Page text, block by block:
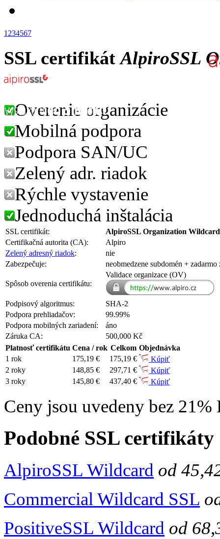
1 234567
SSL certifikát AlpiroSSL
Overenie organizácie
Mobilná podpora
Podpora SAN/UC
Zelený adr. riadok
Rýchle vystavenie
Jednoduchá inštalácia
SSL certifikát:
AlpiroSSL Organization Wildcard
Certifikačná autorita (CA):
Alpiro
Zelený adresný riadok:
nie
Zabezpečuje:
neobmedzene subdomén + zadarmo
Spôsob overenia certifikátu:
Validace organizace (OV)
Podpisový algoritmus:
SHA-2
Podpora prehliadačov:
99.99%
Podpora mobilných zariadení:
áno
Záruka CA:
500,000 Kč
Platnosť certifikátu Cena / rok Celkom Objednávka
1 rok
175,19 € 175,19 €
Kúpiť
2 roky
148,85 € 297,71 €
Kúpiť
3 roky
145,80 € 437,40 € Kúpiť
Ceny jsou uvedeny bez 21%
Podobné SSL certifikáty
AlpiroSSL Wildcard od
Commercial Wildcard SSL
PositiveSSL Wildcard od